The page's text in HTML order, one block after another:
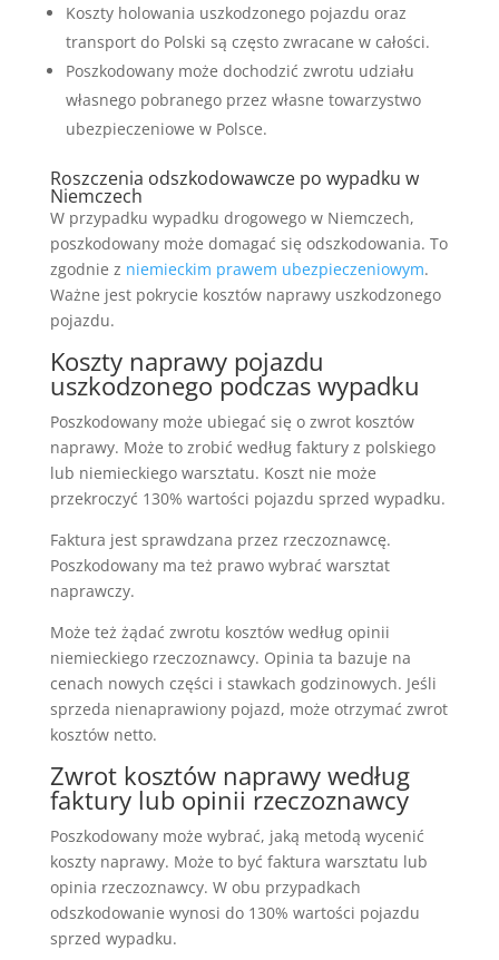
Koszty holowania uszkodzonego pojazdu oraz
transport do Polski są często zwracane w całości.
Poszkodowany może dochodzić zwrotu udziału
własnego pobranego przez własne towarzystwo
ubezpieczeniowe w Polsce.
Roszczenia odszkodowawcze po wypadku w
Niemczech
W przypadku wypadku drogowego w Niemczech,
poszkodowany może domagać się odszkodowania. To
zgodnie z niemieckim prawem ubezpieczeniowym.
Ważne jest pokrycie kosztów naprawy uszkodzonego
pojazdu.
Koszty naprawy pojazdu
uszkodzonego podczas wypadku
Poszkodowany może ubiegać się o zwrot kosztów
naprawy. Może to zrobić według faktury z polskiego
lub niemieckiego warsztatu. Koszt nie może
przekroczyć 130% wartości pojazdu sprzed wypadku.
Faktura jest sprawdzana przez rzeczoznawcę.
Poszkodowany ma też prawo wybrać warsztat
naprawczy.
Może też żądać zwrotu kosztów według opinii
niemieckiego rzeczoznawcy. Opinia ta bazuje na
cenach nowych części i stawkach godzinowych. Jeśli
sprzeda nienaprawiony pojazd, może otrzymać zwrot
kosztów netto.
Zwrot kosztów naprawy według
faktury lub opinii rzeczoznawcy
Poszkodowany może wybrać, jaką metodą wycenić
koszty naprawy. Może to być faktura warsztatu lub
opinia rzeczoznawcy. W obu przypadkach
odszkodowanie wynosi do 130% wartości pojazdu
sprzed wypadku.